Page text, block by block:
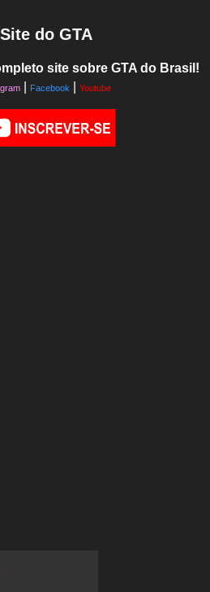
Site do GTA
site sobre GTA do Brasil!
Facebook Youtube